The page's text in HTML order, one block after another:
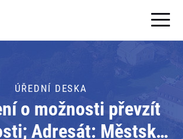
OBECNÍ ÚŘAD
PRO OBČANY
Formuláře ke stažení
ÚŘEDNÍ DESKA
o možnosti převzít
Adresát: Městský